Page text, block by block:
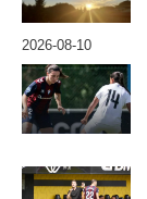
2026-08-10